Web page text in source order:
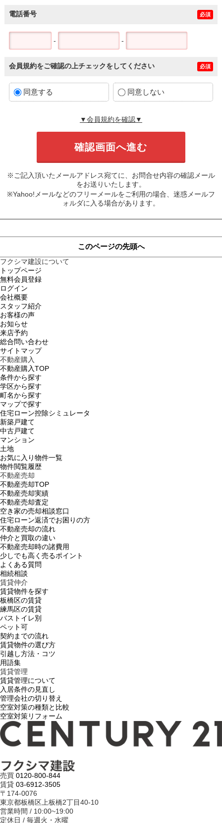
電話番号 必須
- -
会員規約をご確認の上チェックをしてください 必須
同意する 同意しない
▼会員規約を確認▼
※ご記入頂いたメールアドレス宛てに、お問合せ内容の確認メール
をお送りいたします。
※Yahoo!メールなどのフリーメールをご利用の場合、迷惑メールフ
ォルダに入る場合があります。
このページの先頭へ
フクシマ建設について
トップページ
無料会員登録
ログイン
会社概要
スタッフ紹介
お客様の声
お知らせ
来店予約
総合問い合わせ
サイトマップ
不動産購入
不動産購入TOP
条件から探す
学区から探す
町名から探す
マップで探す
住宅ローン控除シミュレータ
新築戸建て
中古戸建て
マンション
土地
お気に入り物件一覧
物件閲覧履歴
不動産売却
不動産売却TOP
不動産売却実績
不動産売却査定
空き家の売却相談窓口
住宅ローン返済でお困りの方
不動産売却の流れ
仲介と買取の違い
不動産売却時の諸費用
少しでも高く売るポイント
よくある質問
相続相談
賃貸仲介
賃貸物件を探す
板橋区の賃貸
練馬区の賃貸
バストイレ別
ペット可
契約までの流れ
賃貸物件の選び方
引越し方法・コツ
用語集
賃貸管理
賃貸管理について
入居条件の見直し
管理会社の切り替え
空室対策の種類と比較
空室対策リフォーム
売買 0120-800-844
賃貸 03-6912-3505
〒174-0076
東京都板橋区上板橋2丁目40-10
営業時間 / 10:00~19:00
定休日 / 毎週火・水曜